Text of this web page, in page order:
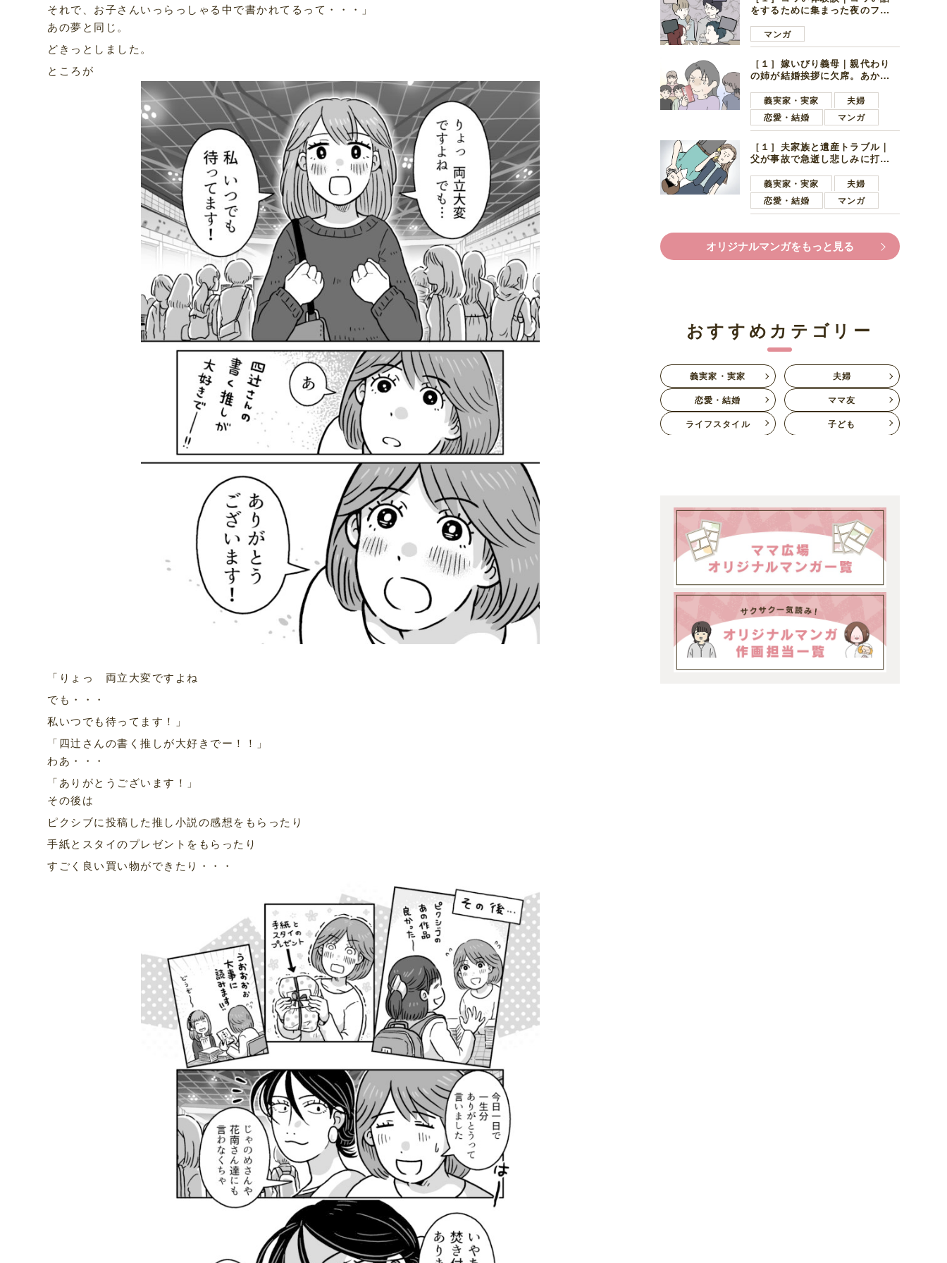
それで、お子さんいっらっしゃる中で書かれてるって・・・」
あの夢と同じ。
どきっとしました。
ところが
「りょっ 両立大変ですよね
でも・・・
私いつでも待ってます！」
「四辻さんの書く推しが大好きでー！！」
わあ・・・
「ありがとうございます！」
その後は
ピクシブに投稿した推し小説の感想をもらったり
手紙とスタイのプレゼントをもらったり
すごく良い買い物ができたり・・・
をするために集まった夜のファ
好きの男の子ママ
マンガ
［１］嫁いびり義母｜親代わり
の姉が結婚挨拶に欠席。あから
義実家・実家
夫婦
恋愛・結婚
マンガ
［１］夫家族と遺産トラブル｜
父が事故で急逝し悲しみに打ち
ます夫
義実家・実家
夫婦
恋愛・結婚
マンガ
オリジナルマンガをもっと見る
おすすめカテゴリー
義実家・実家
夫婦
恋愛・結婚
ママ友
ライフスタイル
子ども